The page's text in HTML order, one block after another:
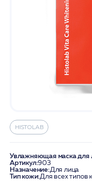
HISTOLAB
Увлажняющая маска для
Артикул:903
Назначение:Для лица
Тип кожи:Для всех типов